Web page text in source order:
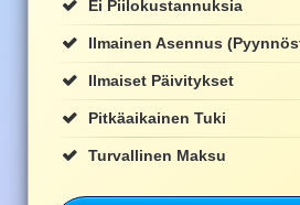
Ei Piilokustannuksia
Ilmainen Asennus
Ilmaiset Päivitykset
Pitkäaikainen Tuki
Turvallinen Maksu